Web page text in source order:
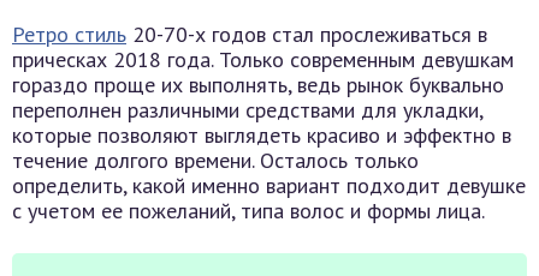
Ретро стиль 20-70-х годов стал прослеживаться в
прическах 2018 года. Только современным девушкам
гораздо проще их выполнять, ведь рынок буквально
переполнен различными средствами для укладки,
которые позволяют выглядеть красиво и эффектно в
течение долгого времени. Осталось только
определить, какой именно вариант подходит девушке
с учетом ее пожеланий, типа волос и формы лица.